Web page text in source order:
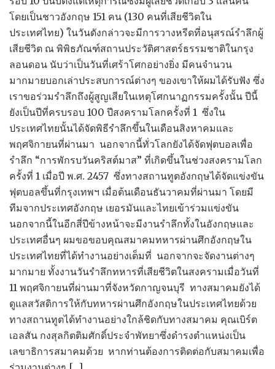
โดยเป็นชาวอังกฤษ 151 คน (130 คนที่เสียชีวิตใน
ประเทศไทย) ในวันดังกล่าวจะมีการวางหรีดที่อนุสรณ์รำลึกผู้
เสียชีวิต ณ พิพิธภัณฑ์สถานประวัติศาสตร์ธรรมชาติในกรุง
ลอนดอน นับว่าเป็นวันที่เศร้าโศกอย่างยิ่ง มีคนจำนวน
มากมายบอกเล่าประสบการณ์ต่างๆ ของเขาให้ผมได้รับฟัง ซึ่ง
เราขอร่วมรำลึกถึงผู้สูญเสียในเหตุโศกนาฏกรรมครั้งนั้น ปีนี้
ยังเป็นปีที่ครบรอบ 100 ปีสงครามโลกครั้งที่ 1 ซึ่งใน
ประเทศไทยนั้นได้จัดพิธีรำลึกขึ้นในเดือนสิงหาคมและ
พฤศจิกายนที่ผ่านมา นอกจากนี้ทั่วโลกยังได้จัดฟุตบอลเพื่อ
รำลึก “การพักรบวันคริสต์มาส” ที่เกิดขึ้นในช่วงสงครามโลก
ครั้งที่ 1 เมื่อปี พ.ศ. 2457 ซึ่งทางสถานทูตอังกฤษได้จัดแข่งขัน
ฟุตบอลขึ้นที่กรุงเทพฯ เมื่อต้นเดือนธันวาคมที่ผ่านมา โดยมี
ทีมจากประเทศอังกฤษ เยอรมันและไทยเข้าร่วมแข่งขัน
นอกจากนี้ในอีกสี่ปีข้างหน้าจะมีงานรำลึกทั้งในอังกฤษและ
ประเทศอื่นๆ ผมขอขอบคุณสมาคมทหารผ่านศึกอังกฤษใน
ประเทศไทยที่ได้ทำงานอย่างเต็มที่ นอกจากจะจัดงานต่างๆ
มากมาย ทั้งงานวันรำลึกทหารที่เสียชีวิตในสงครามเมื่อวันที่
11 พฤศจิกายนที่ผ่านมาที่จังหวัดกาญจนบุรี ทางสมาคมยังได้
ดูแลสวัสดิการให้กับทหารผ่านศึกอังกฤษในประเทศไทยด้วย
ทางสถานทูตได้ทำงานอย่างใกล้ชิดกับทางสมาคม คุณเบิร์ต
เอลสัน กงสุลกิตติมศักดิ์ประจำพัทยาซึ่งดำรงตำแหน่งเป็น
เลขาธิการสมาคมด้วย หากท่านต้องการติดต่อกับสมาคมเพื่อ